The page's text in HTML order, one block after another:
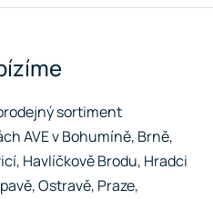
sortiment
AVE v Bohumíně, Brně,
Havlíčkově Brodu, Hradci
Ostravě, Praze,